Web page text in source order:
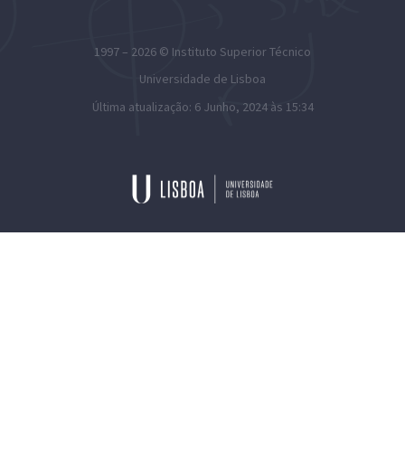
1997 – 2026 © Instituto Superior Técnico
Universidade de Lisboa
Última atualização: 6 Junho, 2024 às 15:34